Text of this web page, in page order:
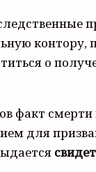
контору,
о
факт
для